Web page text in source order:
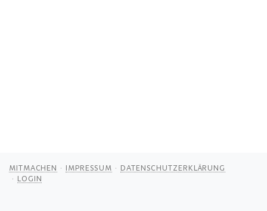
MITMACHEN IMPRESSUM
DATENSCHUTZERKLÄRUNG
LOGIN